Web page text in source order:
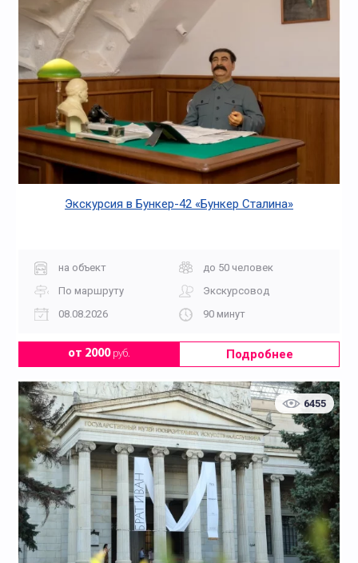
Экскурсия в Бункер-42 «Бункер Сталина»
на объект
до 50 человек
По маршруту
Экскурсовод
08.08.2026
90 минут
от 2000руб. Подробнее
6455